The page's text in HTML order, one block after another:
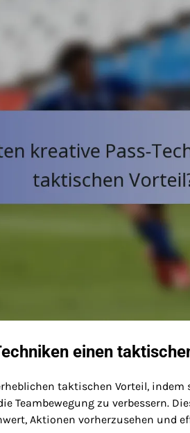
einen
taktischen Vorteil,
Teambewegung zu verbessern.
Aktionen vorherzusehen und